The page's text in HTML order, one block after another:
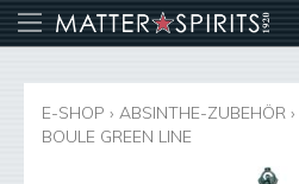
E-SHOP › ABSINTHE-ZUBEHÖR ›
BOULE GREEN LINE